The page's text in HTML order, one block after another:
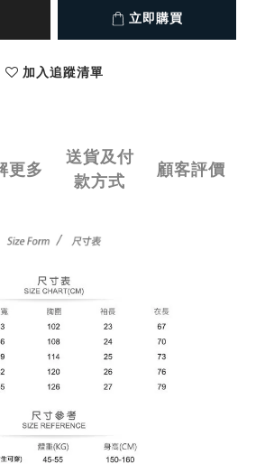
立即購買
加入追蹤清單
更多
送貨及付
款方式
顧客評價